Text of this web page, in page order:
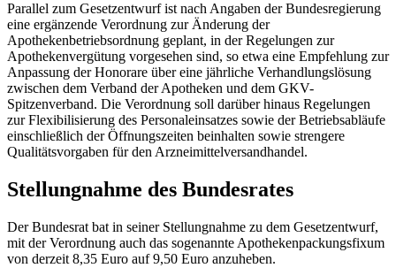
Parallel zum Gesetzentwurf ist nach Angaben der Bundesregierung
eine ergänzende Verordnung zur Änderung der
Apothekenbetriebsordnung geplant, in der Regelungen zur
Apothekenvergütung vorgesehen sind, so etwa eine Empfehlung zur
Anpassung der Honorare über eine jährliche Verhandlungslösung
zwischen dem Verband der Apotheken und dem GKV-
Spitzenverband. Die Verordnung soll darüber hinaus Regelungen
zur Flexibilisierung des Personaleinsatzes sowie der Betriebsabläufe
einschließlich der Öffnungszeiten beinhalten sowie strengere
Qualitätsvorgaben für den Arzneimittelversandhandel.
Stellungnahme des Bundesrates
Der Bundesrat bat in seiner Stellungnahme zu dem Gesetzentwurf,
mit der Verordnung auch das sogenannte Apothekenpackungsfixum
von derzeit 8,35 Euro auf 9,50 Euro anzuheben.